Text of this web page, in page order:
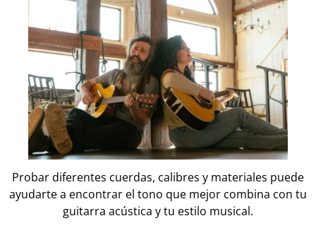
Probar diferentes cuerdas, calibres y materiales puede
ayudarte a encontrar el tono que mejor combina con tu
guitarra acústica y tu estilo musical.